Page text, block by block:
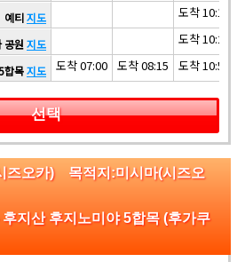
예티지도 도착 10:18
공원 지도 도착 10:20
합목지도 도착 07:00 도착 08:15 도착 10:55
선택
즈오카) 목적지:미시마(시즈오
지산 후지노미야 5합목 (후가쿠